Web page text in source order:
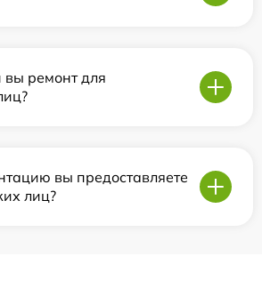
вы ремонт для
вы предоставляете
лиц?